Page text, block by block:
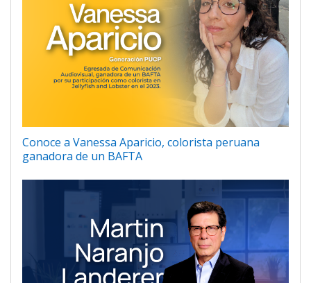
Conoce a Vanessa Aparicio, colorista peruana
ganadora de un BAFTA